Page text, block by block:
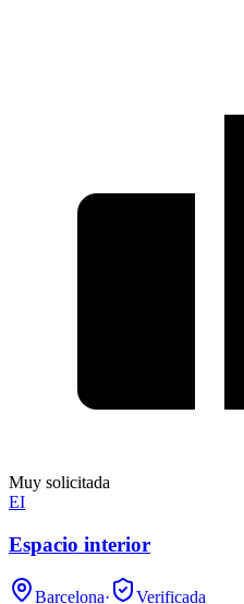
Muy solicitada
EI
Espacio interior
Barcelona· Verificada